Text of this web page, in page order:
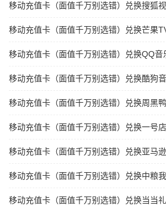
移动充值卡（面值千万别选错）兑换搜狐
移动充值卡（面值千万别选错）兑换芒果
移动充值卡（面值千万别选错）兑换QQ音
移动充值卡（面值千万别选错）兑换酷狗
移动充值卡（面值千万别选错）兑换周黑鸭
移动充值卡（面值千万别选错）兑换一号
移动充值卡（面值千万别选错）兑换亚马逊
移动充值卡（面值千万别选错）兑换中粮
移动充值卡（面值千万别选错）兑换当当